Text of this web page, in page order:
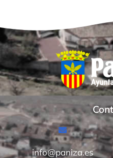
info@paniza.es